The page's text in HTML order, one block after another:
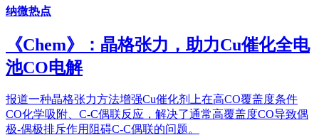
纳微热点
《Chem》：晶格张力，助力Cu催化全电
池CO电解
报道一种晶格张力方法增强Cu催化剂上在高CO覆盖度条件
CO化学吸附、C-C偶联反应，解决了通常高覆盖度CO导致偶
极-偶极排斥作用阻碍C-C偶联的问题。